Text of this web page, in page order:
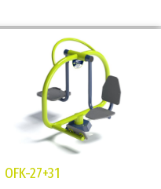
OFK-27+31